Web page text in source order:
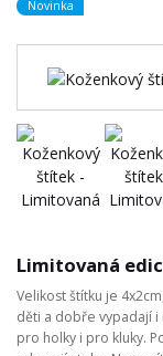
Novinka
Limitovaná
Velikost štítku je
děti a dobře vypadají
pro holky i pro kluky.